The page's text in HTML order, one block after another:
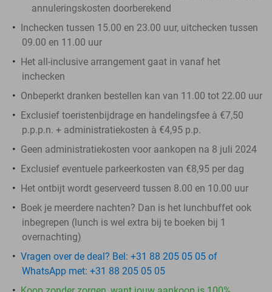
annuleringskosten doorberekend
Inchecken tussen 15.00 en 23.00 uur, uitchecken tussen
09.00 en 11.00 uur
Het all-inclusive arrangement gaat in vanaf het
inchecken
Onbeperkt dranken bestellen kan van 11.00 tot 22.00 uur
Exclusief toeristenbijdrage en handelingsfee à €7,50
p.p.p.n. + administratiekosten à €4,95 p.p.
Geen administratiekosten voor aankopen na 8 juli 2024
Exclusief eventuele parkeerkosten van €8,95 per dag
Het ontbijt wordt geserveerd tussen 8.00 en 10.00 uur
Boek je meerdere nachten? Dan is het lunchbuffet ook
inbegrepen (lunch is wel extra bij te boeken bij 1
overnachting)
Vragen over de deal? Bel: +31 88 205 05 05 of
WhatsApp met: +31 88 205 05 05